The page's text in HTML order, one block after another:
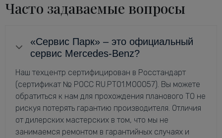
Часто задаваемые вопросы
«Сервис Парк» – это официальный
сервис Mercedes-Benz?
Наш техцентр сертифицирован в Росстандарт
(сертификат № РОСС RU.РТ01.М00057). Вы можете
обратиться к нам для прохождения планового ТО не
рискуя потерять гарантию производителя. Отличия
от дилерских мастерских в том, что мы не
занимаемся ремонтом в гарантийных случаях и